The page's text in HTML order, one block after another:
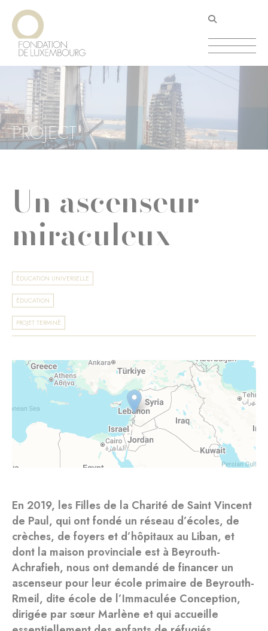
Direkt
zum
Inhalt
PROJECT
Un ascenseur
miraculeux
ÉDUCATION UNIVERSELLE
ÉDUCATION
PROJET TERMINÉ
En 2019, les Filles de la Charité de Saint Vincent
de Paul, qui ont fondé un réseau d’écoles, de
crèches, de foyers et d’hôpitaux au Liban, et
dont la maison provinciale est à Beyrouth-
Achrafieh, nous ont demandé de financer un
ascenseur pour leur école primaire de Beyrouth-
Rmeil, dite école de l’Immaculée Conception,
dirigée par sœur Marlène et qui accueille
Cookie-Einstellungen